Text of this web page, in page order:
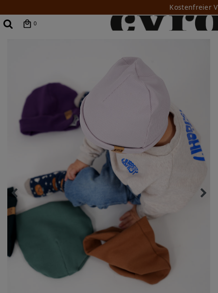
Kostenfreier
0